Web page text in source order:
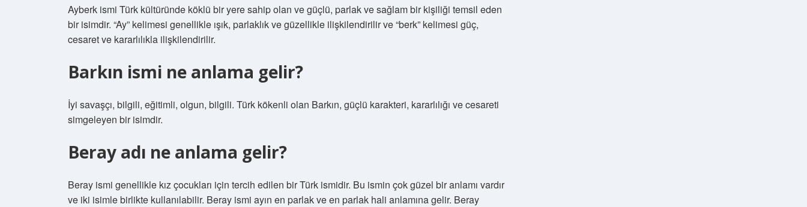
Ayberk ismi Türk kültüründe köklü bir yere sahip olan ve güçlü, parlak ve sağlam bir kişiliği temsil eden
bir isimdir. “Ay” kelimesi genellikle ışık, parlaklık ve güzellikle ilişkilendirilir ve “berk” kelimesi güç,
cesaret ve kararlılıkla ilişkilendirilir.
Barkın ismi ne anlama gelir?
İyi savaşçı, bilgili, eğitimli, olgun, bilgili. Türk kökenli olan Barkın, güçlü karakteri, kararlılığı ve cesareti
simgeleyen bir isimdir.
Beray adı ne anlama gelir?
Beray ismi genellikle kız çocukları için tercih edilen bir Türk ismidir. Bu ismin çok güzel bir anlamı vardır
ve iki isimle birlikte kullanılabilir. Beray ismi ayın en parlak ve en parlak hali anlamına gelir. Beray